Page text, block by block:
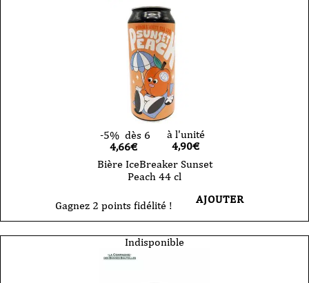
-5% dès 6
4,66€
à l'unité
4,90€
Bière IceBreaker Sunset
Peach 44 cl
Gagnez 2 points fidélité ! AJOUTER
Indisponible